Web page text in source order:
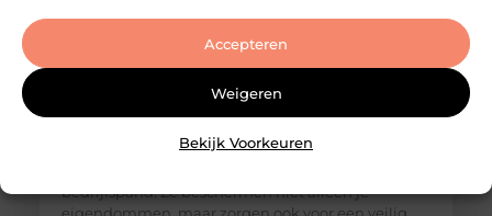
Accepteren
Weigeren
Bekijk Voorkeuren
Slotenmaker Haaften voor snelle en veilige
hulp
Goed artikel? Deel hem dan op: Share on X (Twitter)
slotenmaker onmisbaar is Goede sloten zijn
bedrijfspand. Ze beschermen niet alleen je